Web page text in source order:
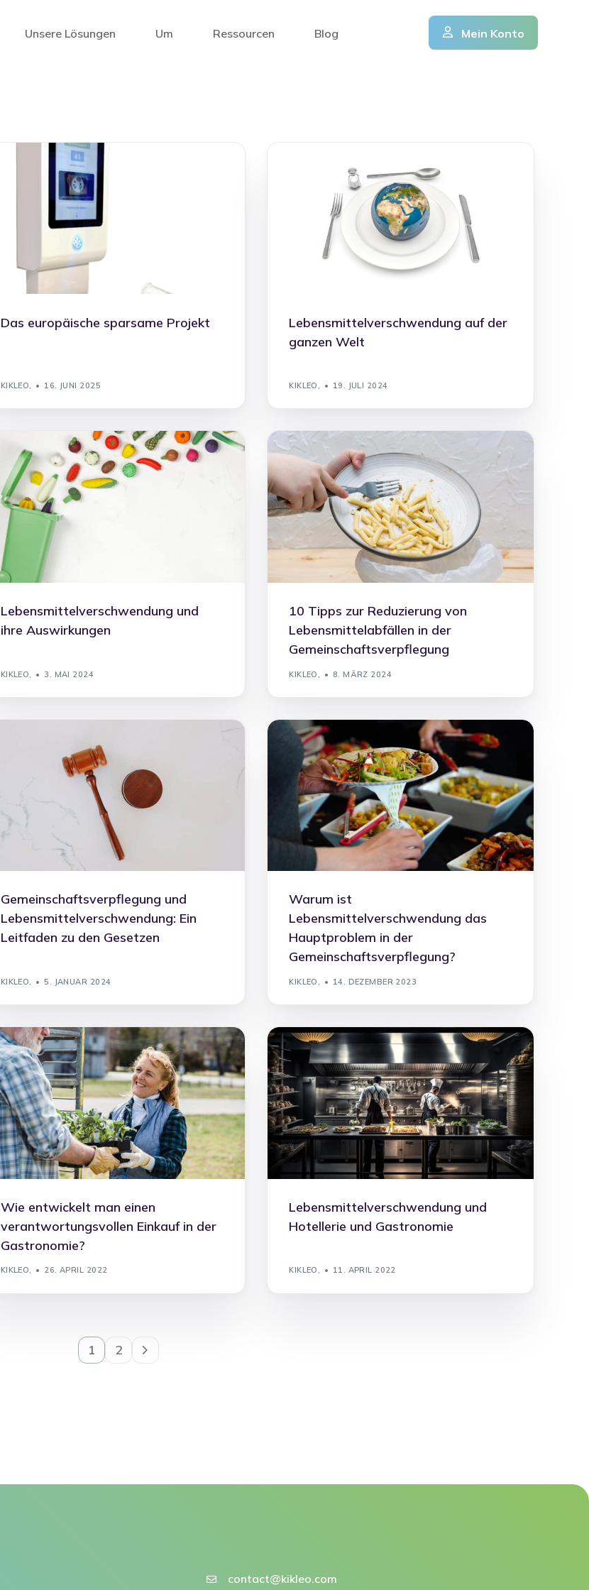
Unsere Lösungen Um Ressourcen Blog Mein Konto
Das europäische sparsame Projekt
KIKLEO, 16. JUNI 2025
Lebensmittelverschwendung auf der
ganzen Welt
KIKLEO, 19. JULI 2024
Lebensmittelverschwendung und
ihre Auswirkungen
KIKLEO, 3. MAI 2024
10 Tipps zur Reduzierung von
Lebensmittelabfällen in der
Gemeinschaftsverpflegung
KIKLEO, 8. MÄRZ 2024
Gemeinschaftsverpflegung und
Lebensmittelverschwendung: Ein
Leitfaden zu den Gesetzen
KIKLEO, 5. JANUAR 2024
Warum ist
Lebensmittelverschwendung das
Hauptproblem in der
Gemeinschaftsverpflegung?
KIKLEO, 14. DEZEMBER 2023
Wie entwickelt man einen
verantwortungsvollen Einkauf in der
Gastronomie?
KIKLEO, 26. APRIL 2022
Lebensmittelverschwendung und
Hotellerie und Gastronomie
KIKLEO, 11. APRIL 2022
1 2
contact@kikleo.com​